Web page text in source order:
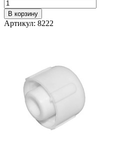
В корзину
Артикул: 8222